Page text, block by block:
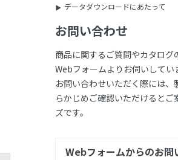
データダウンロードにあたって
お問い合わせ
商品に関するご質問やカタログ
Webフォームよりお伺いしてい
お問い合わせいただく際には、
らかじめご確認いただけるとご
ズです。
Webフォームからのお問